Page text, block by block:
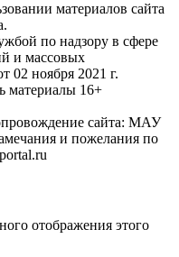
материалов сайта
по надзору в сфере
и массовых
ноября 2021 г.
материалы 16+
сайта: МАУ
и пожелания по
отображения этого